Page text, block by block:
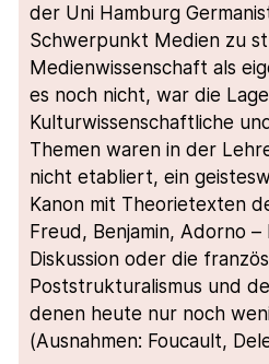
der Uni Hamburg
Schwerpunkt Medien zu
Medienwissenschaft als
es noch nicht, war die
Kulturwissenschaftliche
Themen waren in der
nicht etabliert, ein
Kanon mit Theorietexten
Freud, Benjamin, Adorno
Diskussion oder die
Poststrukturalismus und
denen heute nur noch
(Ausnahmen: Foucault,